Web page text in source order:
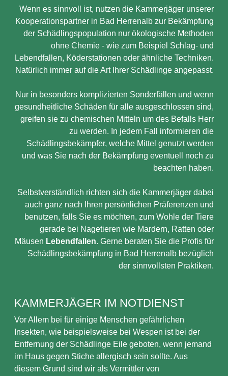
Wenn es sinnvoll ist, nutzen die Kammerjäger unserer
Kooperationspartner in Bad Herrenalb zur Bekämpfung
der Schädlingspopulation nur ökologische Methoden
ohne Chemie - wie zum Beispiel Schlag- und
Lebendfallen, Köderstationen oder ähnliche Techniken.
Natürlich immer auf die Art Ihrer Schädlinge angepasst.
Nur in besonders komplizierten Sonderfällen und wenn
gesundheitliche Schäden für alle ausgeschlossen sind,
greifen sie zu chemischen Mitteln um des Befalls Herr
zu werden. In jedem Fall informieren die
Schädlingsbekämpfer, welche Mittel genutzt werden
und was Sie nach der Bekämpfung eventuell noch zu
beachten haben.
Selbstverständlich richten sich die Kammerjäger dabei
auch ganz nach Ihren persönlichen Präferenzen und
benutzen, falls Sie es möchten, zum Wohle der Tiere
gerade bei Nagetieren wie Mardern, Ratten oder
Mäusen Lebendfallen. Gerne beraten Sie die Profis für
Schädlingsbekämpfung in Bad Herrenalb bezüglich
der sinnvollsten Praktiken.
KAMMERJÄGER IM NOTDIENST
Vor Allem bei für einige Menschen gefährlichen
Insekten, wie beispielsweise bei Wespen ist bei der
Entfernung der Schädlinge Eile geboten, wenn jemand
im Haus gegen Stiche allergisch sein sollte. Aus
diesem Grund sind wir als Vermittler von